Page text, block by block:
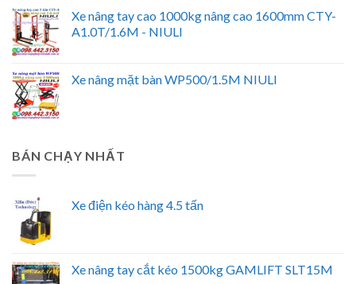
Xe nâng tay cao 1000kg nâng cao 1600mm CTY-
A1.0T/1.6M - NIULI
Xe nâng mặt bàn WP500/1.5M NIULI
BÁN CHẠY NHẤT
Xe điện kéo hàng 4.5 tấn
Xe nâng tay cắt kéo 1500kg GAMLIFT SLT15M